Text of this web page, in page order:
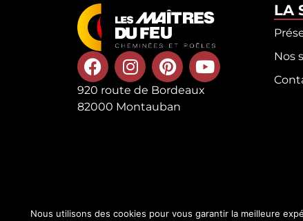
920 route de Bordeaux
82000 Montauban
LA
Nos
Nous utilisons des cookies pour vous garantir la meilleure